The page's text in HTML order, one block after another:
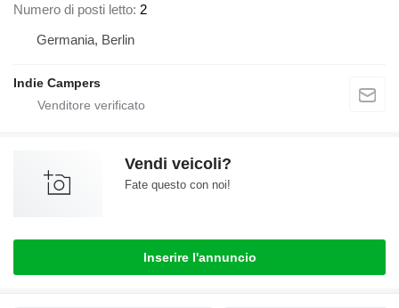
Numero di posti letto 2
Germania, Berlin
Indie Campers
Vendi veicoli?
Fate questo con noi!
Inserire l'annuncio